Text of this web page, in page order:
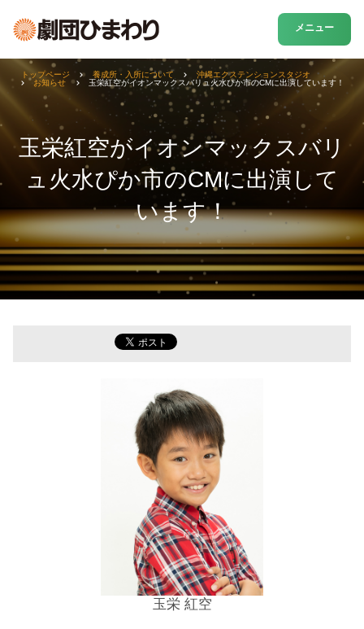
メニュー
玉栄紅空がイオンマックスバリ
ュ火水ぴか市のCMに出演して
います！
トップページ 養成所・入所について
沖縄エクステンションスタジオ
お知らせ
玉栄紅空がイオンマックスバリュ火水ぴか市のCMに出演しています！
玉栄 紅空